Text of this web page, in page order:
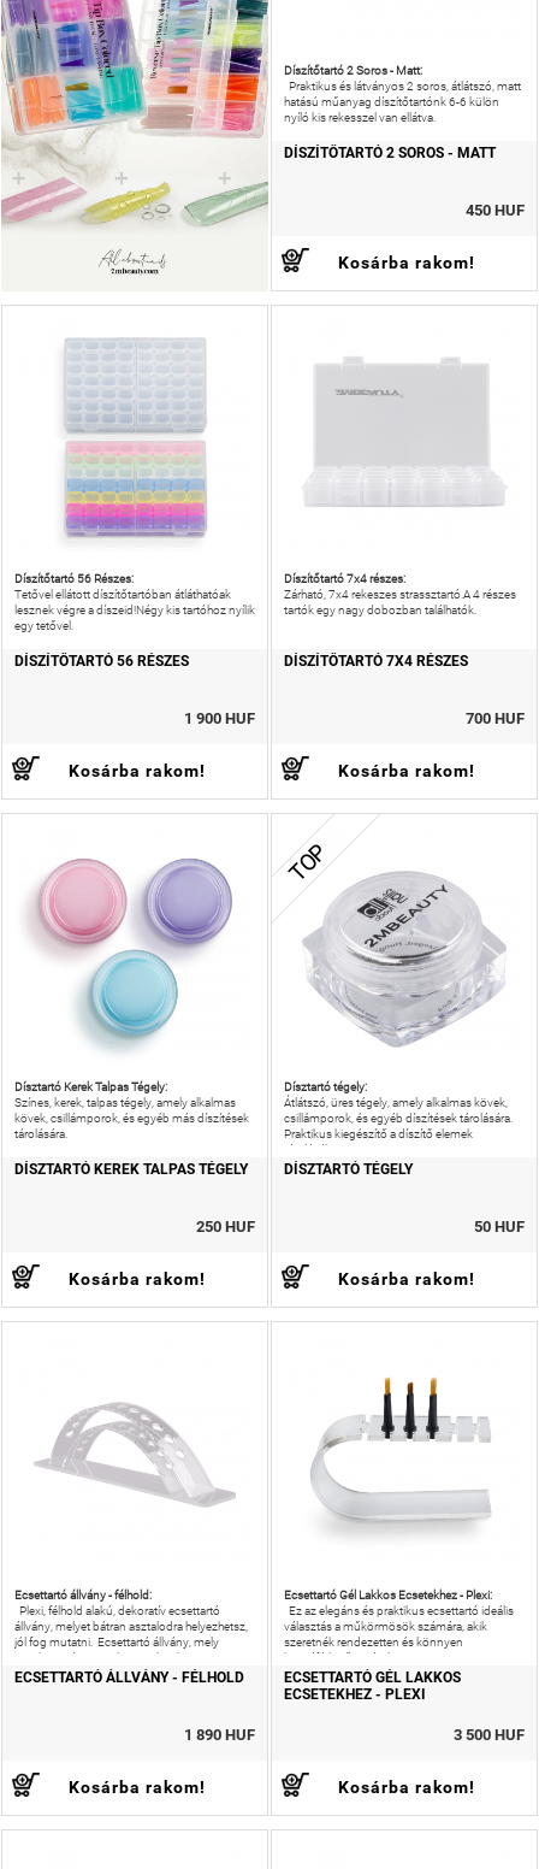
Díszítőtartó 2 Soros - Matt:
Praktikus és látványos 2 soros, átlátszó, matt
hatású műanyag díszítőtartónk 6-6 külön
nyíló kis rekesszel van ellátva.
DÍSZÍTŐTARTÓ 2 SOROS - MATT
450 HUF
Kosárba rakom!
Díszítőtartó 56 Részes:
Tetővel ellátott díszítőtartóban átláthatóak
lesznek végre a díszeid!Négy kis tartóhoz nyílik
egy tetővel.
DÍSZÍTŐTARTÓ 56 RÉSZES
1 900 HUF
Kosárba rakom!
Díszítőtartó 7x4 részes:
Zárható, 7x4 rekeszes strassztartó.A 4 részes
tartók egy nagy dobozban találhatók.
DÍSZÍTŐTARTÓ 7X4 RÉSZES
700 HUF
Kosárba rakom!
Dísztartó Kerek Talpas Tégely:
Színes, kerek, talpas tégely, amely alkalmas
kövek, csillámporok, és egyéb más díszítések
tárolására.
DÍSZTARTÓ KEREK TALPAS TÉGELY
250 HUF
Kosárba rakom!
TOP
Dísztartó tégely:
Átlátszó, üres tégely, amely alkalmas kövek,
csillámporok, és egyéb díszítések tárolására.
Praktikus kiegészítő a díszítő elemek
tárolásához.
DÍSZTARTÓ TÉGELY
50 HUF
Kosárba rakom!
Ecsettartó állvány - félhold:
Plexi, félhold alakú, dekoratív ecsettartó
állvány, melyet bátran asztalodra helyezhetsz,
jól fog mutatni. Ecsettartó állvány, mely
megkönnyíti a munkanapokat, hiszen
segítségével rendezetten
ECSETTARTÓ ÁLLVÁNY - FÉLHOLD
1 890 HUF
Kosárba rakom!
Ecsettartó Gél Lakkos Ecsetekhez - Plexi:
Ez az elegáns és praktikus ecsettartó ideális
választás a műkörmösök számára, akik
szeretnék rendezetten és könnyen
hozzáférhetően tárolni az
ECSETTARTÓ GÉL LAKKOS
ECSETEKHEZ - PLEXI
3 500 HUF
Kosárba rakom!